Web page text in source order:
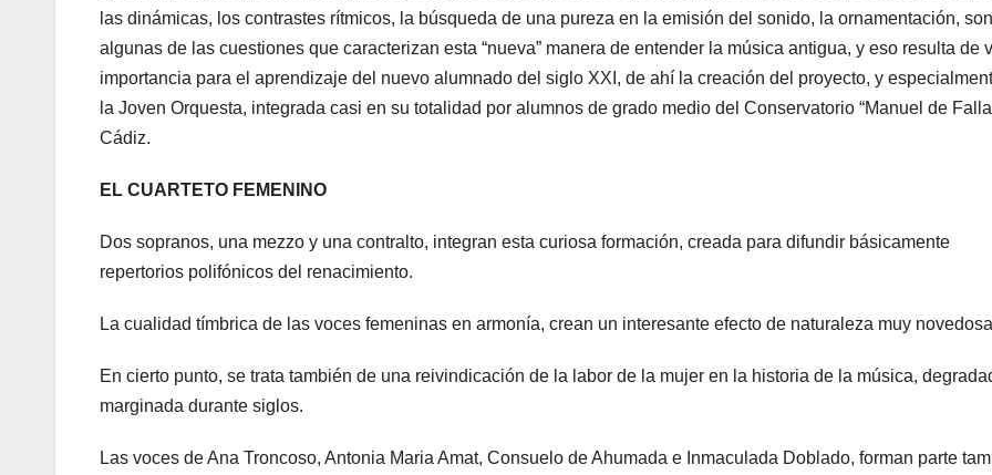
las dinámicas, los contrastes rítmicos, la búsqueda de una pureza en la emisión del sonido, la ornamentación, son
algunas de las cuestiones que caracterizan esta “nueva” manera de entender la música antigua, y eso resulta de
importancia para el aprendizaje del nuevo alumnado del siglo XXI, de ahí la creación del proyecto, y
la Joven Orquesta, integrada casi en su totalidad por alumnos de grado medio del Conservatorio “Manuel de
Cádiz.
EL CUARTETO FEMENINO
Dos sopranos, una mezzo y una contralto, integran esta curiosa formación, creada para difundir básicamente
repertorios polifónicos del renacimiento.
La cualidad tímbrica de las voces femeninas en armonía, crean un interesante efecto de naturaleza muy
En cierto punto, se trata también de una reivindicación de la labor de la mujer en la historia de la música,
marginada durante siglos.
Las voces de Ana Troncoso, Antonia Maria Amat, Consuelo de Ahumada e Inmaculada Doblado, forman parte